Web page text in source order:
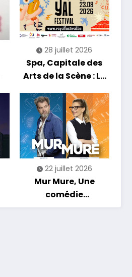
28 juillet 2026
Spa, Capitale des
Arts de la Scène : Le
est Lancé !
22 juillet 2026
Mur Mure, Une
comédie
romantique en